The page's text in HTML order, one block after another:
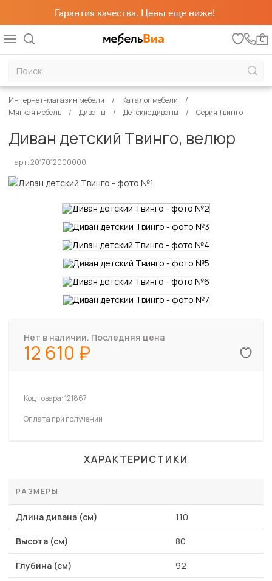
Гарантия качества. Цены еще ниже!
0
Интернет-магазин мебели
Каталог мебели
Мягкая мебель
Диваны Детские диваны Серия Твинго
Диван детский Твинго, велюр
арт. 2017012000000
Нет в наличии. Последняя цена
12 610
Код товара:121867
Оплата при получении
ХАРАКТЕРИСТИКИ
РАЗМЕРЫ
Длина дивана (см) 110
Высота (см) 80
Глубина (см) 92